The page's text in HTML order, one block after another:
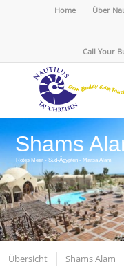
Home Über
Call Your
Shams
Rotes Meer - Süd-Ägypten - Marsa Alam
Übersicht Shams Alam